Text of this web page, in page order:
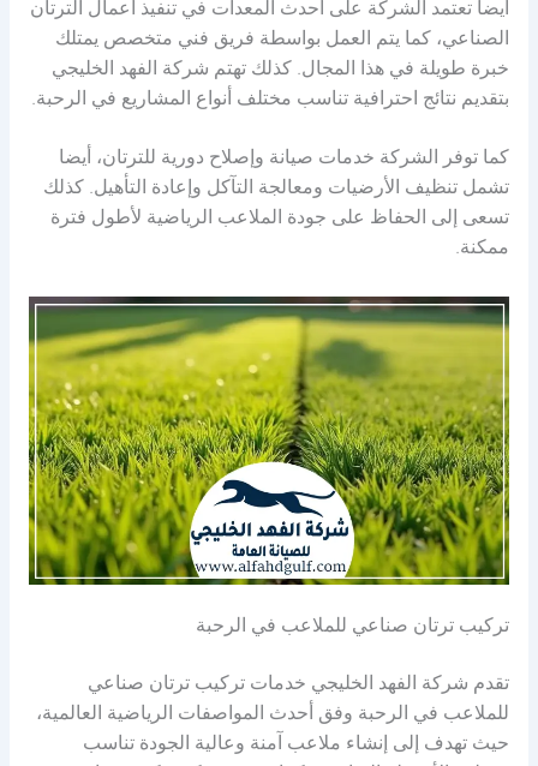
أيضا تعتمد الشركة على أحدث المعدات في تنفيذ أعمال الترتان
الصناعي، كما يتم العمل بواسطة فريق فني متخصص يمتلك
خبرة طويلة في هذا المجال. كذلك تهتم شركة الفهد الخليجي
بتقديم نتائج احترافية تناسب مختلف أنواع المشاريع في الرحبة.
كما توفر الشركة خدمات صيانة وإصلاح دورية للترتان، أيضا
تشمل تنظيف الأرضيات ومعالجة التآكل وإعادة التأهيل. كذلك
تسعى إلى الحفاظ على جودة الملاعب الرياضية لأطول فترة
ممكنة.
تركيب ترتان صناعي للملاعب في الرحبة
تقدم شركة الفهد الخليجي خدمات تركيب ترتان صناعي
للملاعب في الرحبة وفق أحدث المواصفات الرياضية العالمية،
حيث تهدف إلى إنشاء ملاعب آمنة وعالية الجودة تناسب